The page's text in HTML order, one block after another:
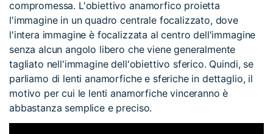
compromessa. L'obiettivo anamorfico proietta
l'immagine in un quadro centrale focalizzato, dove
l'intera immagine è focalizzata al centro dell'immagine
senza alcun angolo libero che viene generalmente
tagliato nell'immagine dell'obiettivo sferico. Quindi, se
parliamo di lenti anamorfiche e sferiche in dettaglio, il
motivo per cui le lenti anamorfiche vinceranno è
abbastanza semplice e preciso.